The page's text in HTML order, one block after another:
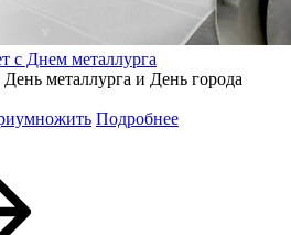
с Днем металлурга
металлурга и День города
Подробнее